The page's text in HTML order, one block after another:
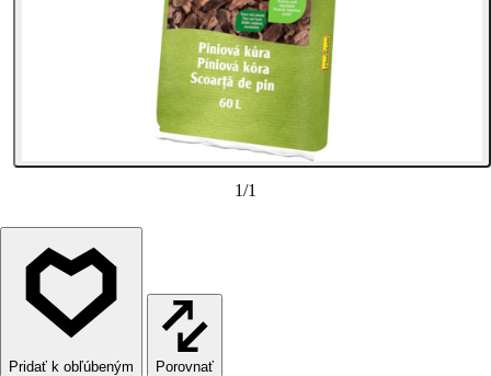
1/1
Porovnať